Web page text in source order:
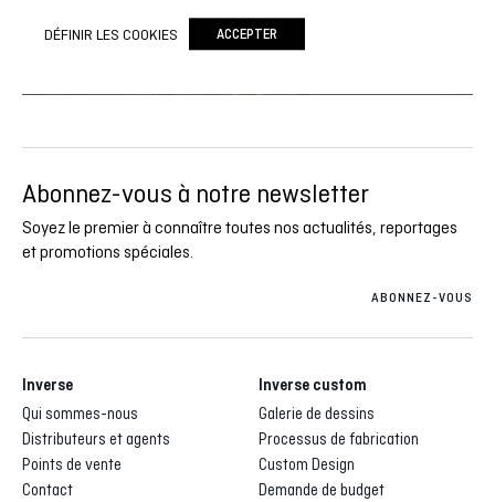
Abonnez-vous à notre newsletter
Soyez le premier à connaître toutes nos actualités, reportages
et promotions spéciales.
ABONNEZ-VOUS
Inverse
Qui sommes-nous
Distributeurs et agents
Points de vente
Contact
Inverse custom
Galerie de dessins
Processus de fabrication
Custom Design
Demande de budget
DÉFINIR LES COOKIES ACCEPTER